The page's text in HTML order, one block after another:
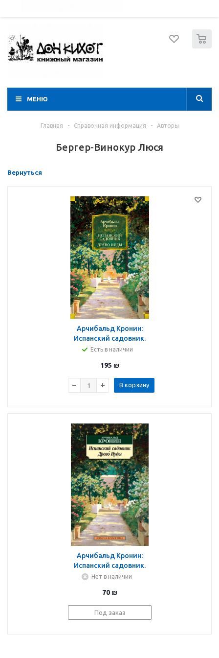
МЕНЮ
Главная - Справочная информация - Авторы
Бергер-Винокур Люся
Вернуться
Арчибальд Кронин:
Испанский садовник.
Древо Иуды
Есть в наличии
195 ₪
В корзину
Арчибальд Кронин:
Испанский садовник.
Древо Иуды
Нет в наличии
70 ₪
Под заказ